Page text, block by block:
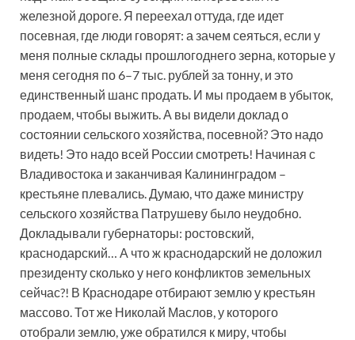
железной дороге. Я переехал оттуда, где идет
посевная, где люди говорят: а зачем сеяться, если у
меня полные склады прошлогоднего зерна, которые у
меня сегодня по 6–7 тыс. рублей за тонну, и это
единственный шанс продать. И мы продаем в убыток,
продаем, чтобы выжить. А вы видели доклад о
состоянии сельского хозяйства, посевной? Это надо
видеть! Это надо всей России смотреть! Начиная с
Владивостока и заканчивая Калининградом –
крестьяне плевались. Думаю, что даже министру
сельского хозяйства Патрушеву было неудобно.
Докладывали губернаторы: ростовский,
краснодарский… А что ж краснодарский не доложил
президенту сколько у него конфликтов земельных
сейчас?! В Краснодаре отбирают землю у крестьян
массово. Тот же Николай Маслов, у которого
отобрали землю, уже обратился к миру, чтобы